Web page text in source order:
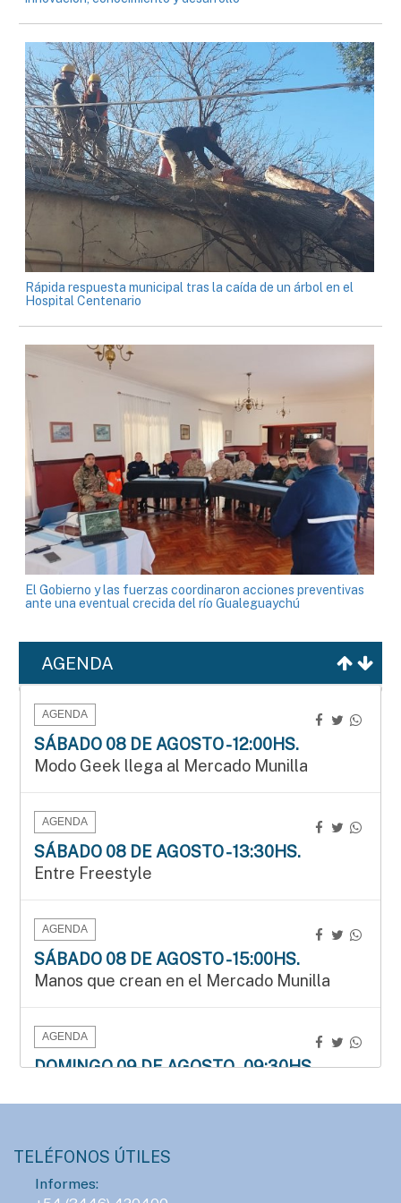
Rápida respuesta municipal tras la caída de un árbol en el
Hospital Centenario
El Gobierno y las fuerzas coordinaron acciones preventivas
ante una eventual crecida del río Gualeguaychú
AGENDA
AGENDA
SÁBADO 08 DE AGOSTO - 12:00HS.
Modo Geek llega al Mercado Munilla
AGENDA
SÁBADO 08 DE AGOSTO - 13:30HS.
Entre Freestyle
AGENDA
SÁBADO 08 DE AGOSTO - 15:00HS.
Manos que crean en el Mercado Munilla
AGENDA
DOMINGO 09 DE AGOSTO - 09:30HS.
AGENDA
ConTIER convoca a grupos teatrales para
TELÉFONOS ÚTILES
Informes: